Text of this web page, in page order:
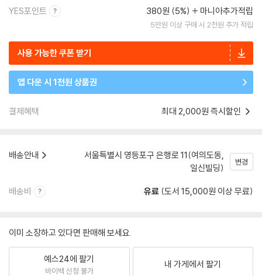
YES포인트 380원 (5%) 마니아추가적립
5만원 이상 구매 시 2천원 추가 적립
사용 가능한 쿠폰 받기
앱 다운 시 1천원 상품권
결제혜택 최대 2,000원 즉시할인
배송안내
서울특별시 영등포구 은행로 11(여의도동,
일신빌딩)
변경
배송비 유료 (도서 15,000원 이상 무료)
이미 소장하고 있다면 판매해 보세요.
예스24에 팔기
바이백 신청 불가
내 가게에서 팔기